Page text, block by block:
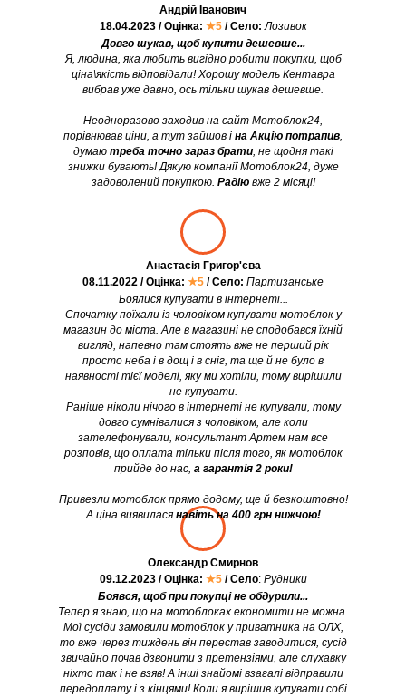
Боявся, щоб при покупці не обдурили...
Тепер я знаю, що на мотоблоках економити не можна.
Мої сусіди замовили мотоблок у приватника на ОЛХ,
то вже через тиждень він перестав заводитися, сусід
звичайно почав дзвонити з претензіями, але слухавку
ніхто так і не взяв! А інші знайомі взагалі відправили
передоплату і з кінцями! Коли я вирішив купувати собі
Олександр Смирнов
09.12.2023 / Оцінка: ★5 / Село: Рудники
Боялися купувати в інтернеті...
Спочатку поїхали із чоловіком купувати мотоблок у
магазин до міста. Але в магазині не сподобався їхній
вигляд, напевно там стоять вже не перший рік
просто неба і в дощ і в сніг, та ще й не було в
наявності тієї моделі, яку ми хотіли, тому вирішили
не купувати.
Раніше ніколи нічого в інтернеті не купували, тому
довго сумнівалися з чоловіком, але коли
зателефонували, консультант Артем нам все
розповів, що оплата тільки після того, як мотоблок
прийде до нас, а гарантія 2 роки!
Привезли мотоблок прямо додому, ще й безкоштовно!
А ціна виявилася навіть на 400 грн нижчою!
Анастасія Григор'єва
08.11.2022 / Оцінка: ★5 / Село: Партизанське
Довго шукав, щоб купити дешевше...
Я, людина, яка любить вигідно робити покупки, щоб
ціна\якість відповідали! Хорошу модель Кентавра
вибрав уже давно, ось тільки шукав дешевше.
Неодноразово заходив на сайт Мотоблок24,
порівнював ціни, а тут зайшов і на Акцію потрапив,
думаю треба точно зараз брати, не щодня такі
знижки бувають! Дякую компанії Мотоблок24, дуже
задоволений покупкою. Радіювже 2 місяці!
Андрій Іванович
18.04.2023 / Оцінка: ★5 / Село: Лозивок